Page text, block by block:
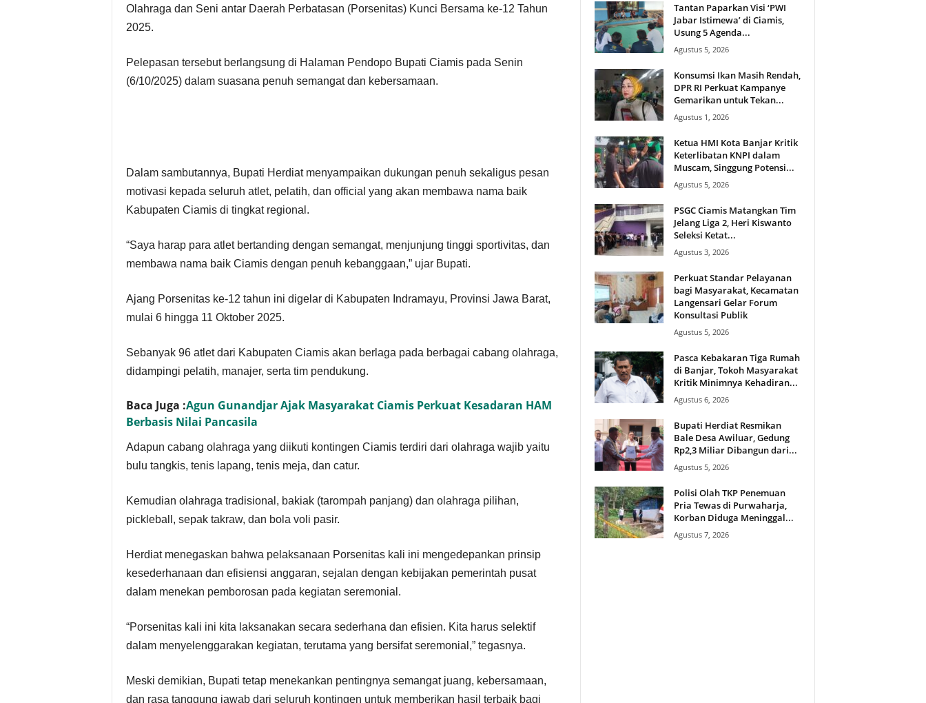
Olahraga dan Seni antar Daerah Perbatasan (Porsenitas) Kunci Bersama ke-12 Tahun
2025.
Pelepasan tersebut berlangsung di Halaman Pendopo Bupati Ciamis pada Senin
(6/10/2025) dalam suasana penuh semangat dan kebersamaan.
Dalam sambutannya, Bupati Herdiat menyampaikan dukungan penuh sekaligus pesan
motivasi kepada seluruh atlet, pelatih, dan official yang akan membawa nama baik
Kabupaten Ciamis di tingkat regional.
“Saya harap para atlet bertanding dengan semangat, menjunjung tinggi sportivitas, dan
membawa nama baik Ciamis dengan penuh kebanggaan,” ujar Bupati.
Ajang Porsenitas ke-12 tahun ini digelar di Kabupaten Indramayu, Provinsi Jawa Barat,
mulai 6 hingga 11 Oktober 2025.
Sebanyak 96 atlet dari Kabupaten Ciamis akan berlaga pada berbagai cabang olahraga,
didampingi pelatih, manajer, serta tim pendukung.
Baca Juga :Agun Gunandjar Ajak Masyarakat Ciamis Perkuat Kesadaran HAM
Berbasis Nilai Pancasila
Adapun cabang olahraga yang diikuti kontingen Ciamis terdiri dari olahraga wajib yaitu
bulu tangkis, tenis lapang, tenis meja, dan catur.
Kemudian olahraga tradisional, bakiak (tarompah panjang) dan olahraga pilihan,
pickleball, sepak takraw, dan bola voli pasir.
Herdiat menegaskan bahwa pelaksanaan Porsenitas kali ini mengedepankan prinsip
kesederhanaan dan efisiensi anggaran, sejalan dengan kebijakan pemerintah pusat
dalam menekan pemborosan pada kegiatan seremonial.
“Porsenitas kali ini kita laksanakan secara sederhana dan efisien. Kita harus selektif
dalam menyelenggarakan kegiatan, terutama yang bersifat seremonial,” tegasnya.
Meski demikian, Bupati tetap menekankan pentingnya semangat juang, kebersamaan,
dan rasa tanggung jawab dari seluruh kontingen untuk memberikan hasil terbaik bagi
Tantan Paparkan Visi ‘PWI
Jabar Istimewa’ di Ciamis,
Usung 5 Agenda...
Agustus 5, 2026
Konsumsi Ikan Masih Rendah,
DPR RI Perkuat Kampanye
Gemarikan untuk Tekan...
Agustus 1, 2026
Ketua HMI Kota Banjar Kritik
Keterlibatan KNPI dalam
Muscam, Singgung Potensi...
Agustus 5, 2026
PSGC Ciamis Matangkan Tim
Jelang Liga 2, Heri Kiswanto
Seleksi Ketat...
Agustus 3, 2026
Perkuat Standar Pelayanan
bagi Masyarakat, Kecamatan
Langensari Gelar Forum
Konsultasi Publik
Agustus 5, 2026
Pasca Kebakaran Tiga Rumah
di Banjar, Tokoh Masyarakat
Kritik Minimnya Kehadiran...
Agustus 6, 2026
Bupati Herdiat Resmikan
Bale Desa Awiluar, Gedung
Rp2,3 Miliar Dibangun dari...
Agustus 5, 2026
Polisi Olah TKP Penemuan
Pria Tewas di Purwaharja,
Korban Diduga Meninggal...
Agustus 7, 2026